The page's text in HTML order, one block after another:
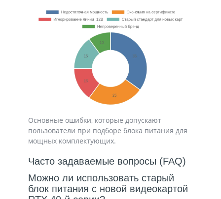
Основные ошибки, которые допускают
пользователи при подборе блока питания для
мощных комплектующих.
Часто задаваемые вопросы (FAQ)
Можно ли использовать старый
блок питания с новой видеокартой